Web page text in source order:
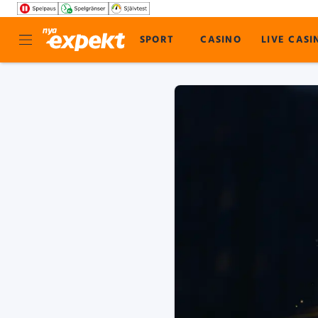
SPORT CASINO LIVE